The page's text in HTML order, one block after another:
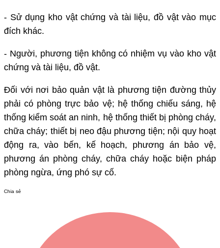
- Sử dụng kho vật chứng và tài liệu, đồ vật vào mục
đích khác.
- Người, phương tiện không có nhiệm vụ vào kho vật
chứng và tài liệu, đồ vật.
Đối với nơi bảo quản vật là phương tiện đường thủy
phải có phòng trực bảo vệ; hệ thống chiếu sáng, hệ
thống kiểm soát an ninh, hệ thống thiết bị phòng cháy,
chữa cháy; thiết bị neo đậu phương tiện; nội quy hoạt
động ra, vào bến, kế hoạch, phương án bảo vệ,
phương án phòng cháy, chữa cháy hoặc biện pháp
phòng ngừa, ứng phó sự cố.
Chia sẻ